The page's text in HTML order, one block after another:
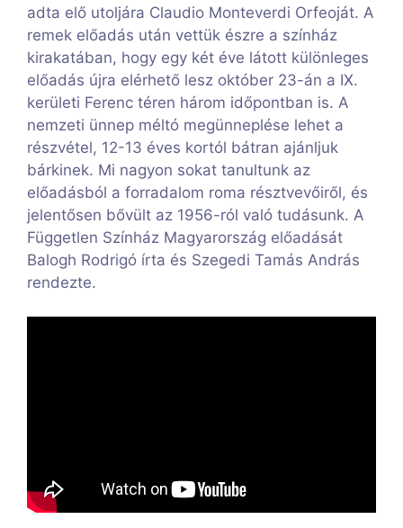
adta elő utoljára Claudio Monteverdi Orfeoját. A
remek előadás után vettük észre a színház
kirakatában, hogy egy két éve látott különleges
előadás újra elérhető lesz október 23-án a IX.
kerületi Ferenc téren három időpontban is. A
nemzeti ünnep méltó megünneplése lehet a
részvétel, 12-13 éves kortól bátran ajánljuk
bárkinek. Mi nagyon sokat tanultunk az
előadásból a forradalom roma résztvevőiről, és
jelentősen bővült az 1956-ról való tudásunk. A
Független Színház Magyarország előadását
Balogh Rodrigó írta és Szegedi Tamás András
rendezte.